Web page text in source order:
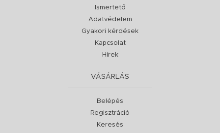
Ismertető
Adatvédelem
Gyakori kérdések
Kapcsolat
Hírek
VÁSÁRLÁS
Belépés
Regisztráció
Keresés